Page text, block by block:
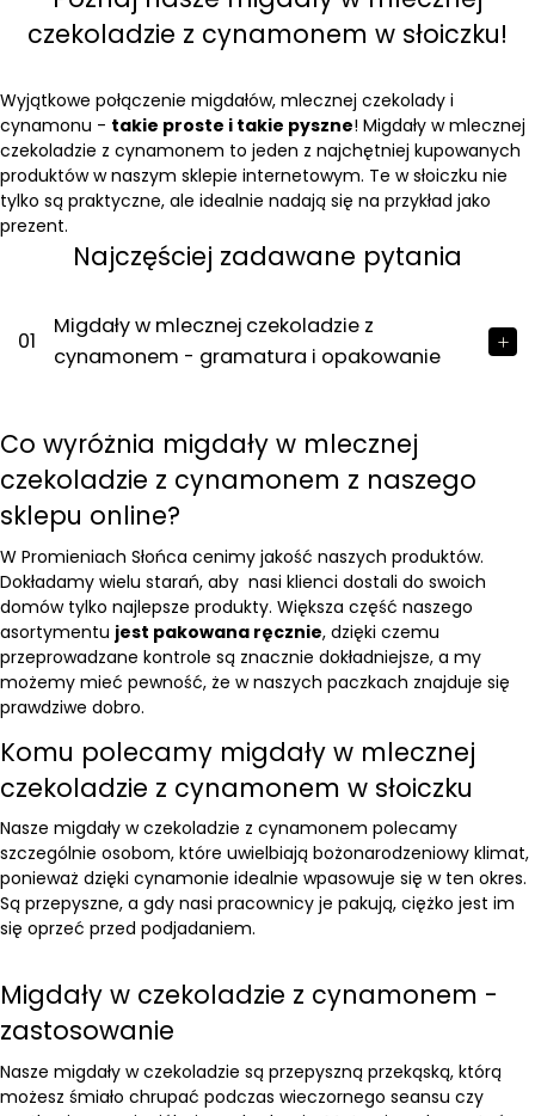
czekoladzie z cynamonem w słoiczku!
Wyjątkowe połączenie migdałów, mlecznej czekolady i
cynamonu - takie proste i takie pyszne! Migdały w mlecznej
czekoladzie z cynamonem to jeden z najchętniej kupowanych
produktów w naszym sklepie internetowym. Te w słoiczku nie
tylko są praktyczne, ale idealnie nadają się na przykład jako
prezent.
Najczęściej zadawane pytania
01
Migdały w mlecznej czekoladzie z
cynamonem - gramatura i opakowanie
Co wyróżnia migdały w mlecznej
czekoladzie z cynamonem z naszego
sklepu online?
W Promieniach Słońca cenimy jakość naszych produktów.
Dokładamy wielu starań, aby nasi klienci dostali do swoich
domów tylko najlepsze produkty. Większa część naszego
asortymentu jest pakowana ręcznie, dzięki czemu
przeprowadzane kontrole są znacznie dokładniejsze, a my
możemy mieć pewność, że w naszych paczkach znajduje się
prawdziwe dobro.
Komu polecamy migdały w mlecznej
czekoladzie z cynamonem w słoiczku
Nasze migdały w czekoladzie z cynamonem polecamy
szczególnie osobom, które uwielbiają bożonarodzeniowy klimat,
ponieważ dzięki cynamonie idealnie wpasowuje się w ten okres.
Są przepyszne, a gdy nasi pracownicy je pakują, ciężko jest im
się oprzeć przed podjadaniem.
Migdały w czekoladzie z cynamonem -
zastosowanie
Nasze migdały w czekoladzie są przepyszną przekąską, którą
możesz śmiało chrupać podczas wieczornego seansu czy